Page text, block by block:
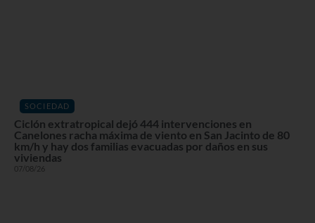
SOCIEDAD
Ciclón extratropical dejó 444 intervenciones en
Canelones racha máxima de viento en San Jacinto de 80
km/h y hay dos familias evacuadas por daños en sus
viviendas
07/08/26